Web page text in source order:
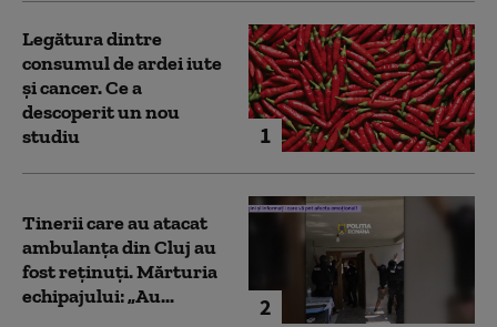
1
Legătura dintre
consumul de ardei iute
și cancer. Ce a
descoperit un nou
studiu
2
Tinerii care au atacat
ambulanța din Cluj au
fost reținuți. Mărturia
echipajului: „Au...